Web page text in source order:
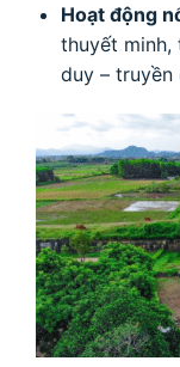
Hoạt động
thuyết
duy – truyền